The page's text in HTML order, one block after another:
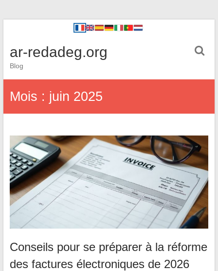
ar-redadeg.org
Blog
Mois : juin 2025
Conseils pour se préparer à la réforme
des factures électroniques de 2026